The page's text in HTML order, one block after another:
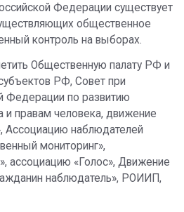
Федерации существует
общественное
контроль на выборах.
Общественную палату РФ и
РФ, Совет при
Федерации по развитию
и правам человека, движение
Ассоциацию наблюдателей
мониторинг»,
ассоциацию «Голос», Движение
наблюдатель», РОИИП,